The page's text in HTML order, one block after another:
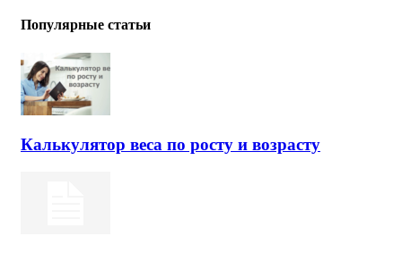
Популярные статьи
Калькулятор веса по росту и возрасту